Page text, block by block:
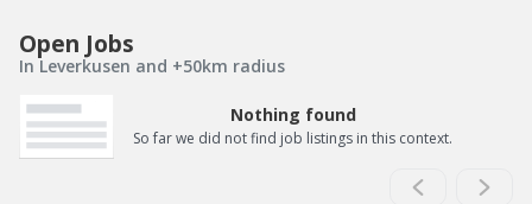
Open Jobs
In Leverkusen and +50km radius
Nothing found
So far we did not find job listings in this context.